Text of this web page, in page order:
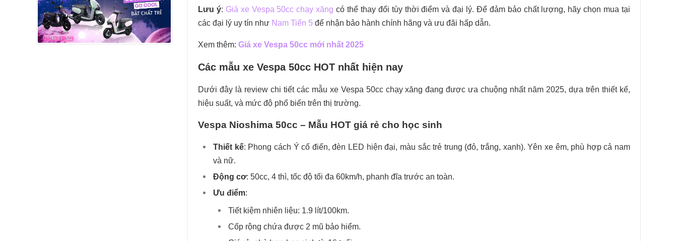
Lưu ý: Giá xe Vespa 50cc chạy xăng có thể thay đổi tùy thời điểm và đại lý. Để đảm bảo chất lượng, hãy chọn mua tại
các đại lý uy tín như Nam Tiến 5 để nhận bảo hành chính hãng và ưu đãi hấp dẫn.
Xem thêm: Giá xe Vespa 50cc mới nhất 2025
Các mẫu xe Vespa 50cc HOT nhất hiện nay
Dưới đây là review chi tiết các mẫu xe Vespa 50cc chạy xăng đang được ưa chuộng nhất năm 2025, dựa trên thiết kế,
hiệu suất, và mức độ phổ biến trên thị trường.
Vespa Nioshima 50cc – Mẫu HOT giá rẻ cho học sinh
Thiết kế: Phong cách Ý cổ điển, đèn LED hiện đại, màu sắc trẻ trung (đỏ, trắng, xanh). Yên xe êm, phù hợp cả nam
và nữ.
Động cơ: 50cc, 4 thì, tốc độ tối đa 60km/h, phanh đĩa trước an toàn.
Ưu điểm:
Tiết kiệm nhiên liệu: 1.9 lít/100km.
Cốp rộng chứa được 2 mũ bảo hiểm.